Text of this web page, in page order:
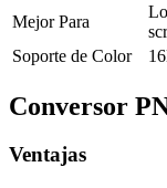
Mejor Para
Soporte de Color
Conversor
Ventajas